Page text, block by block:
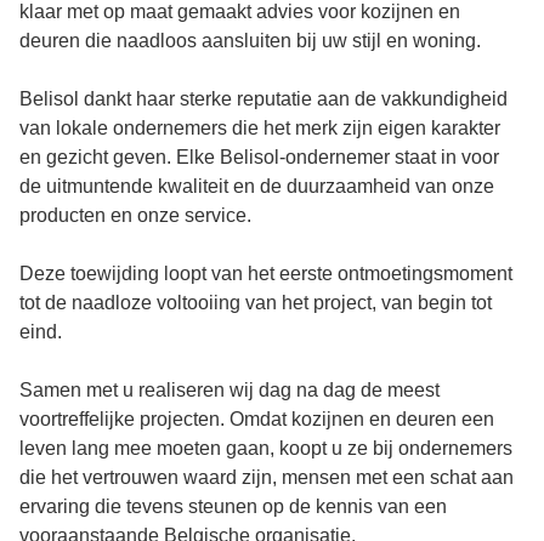
klaar met op maat gemaakt advies voor kozijnen en
deuren die naadloos aansluiten bij uw stijl en woning.
Belisol dankt haar sterke reputatie aan de vakkundigheid
van lokale ondernemers die het merk zijn eigen karakter
en gezicht geven. Elke Belisol-ondernemer staat in voor
de uitmuntende kwaliteit en de duurzaamheid van onze
producten en onze service.
Deze toewijding loopt van het eerste ontmoetingsmoment
tot de naadloze voltooiing van het project, van begin tot
eind.
Samen met u realiseren wij dag na dag de meest
voortreffelijke projecten. Omdat kozijnen en deuren een
leven lang mee moeten gaan, koopt u ze bij ondernemers
die het vertrouwen waard zijn, mensen met een schat aan
ervaring die tevens steunen op de kennis van een
vooraanstaande Belgische organisatie.